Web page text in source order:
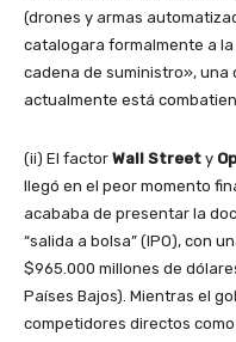
(drones y armas
catalogara formalmente a
cadena de suministro», una
actualmente está
(ii) El factor Wall Street y
llegó en el peor momento
acababa de presentar la
“salida a bolsa” (IPO), con
$965.000 millones de
Países Bajos). Mientras el
competidores directos como